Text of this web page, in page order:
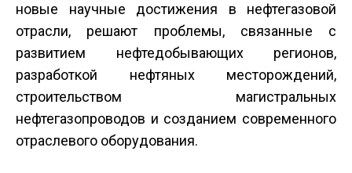
новые научные достижения в нефтегазовой
отрасли, решают проблемы, связанные с
развитием нефтедобывающих регионов,
разработкой нефтяных месторождений,
строительством магистральных
нефтегазопроводов и созданием современного
отраслевого оборудования.